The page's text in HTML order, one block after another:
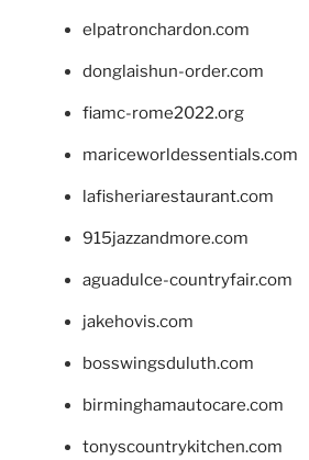
elpatronchardon.com
donglaishun-order.com
fiamc-rome2022.org
mariceworldessentials.com
lafisheriarestaurant.com
915jazzandmore.com
aguadulce-countryfair.com
jakehovis.com
bosswingsduluth.com
birminghamautocare.com
tonyscountrykitchen.com